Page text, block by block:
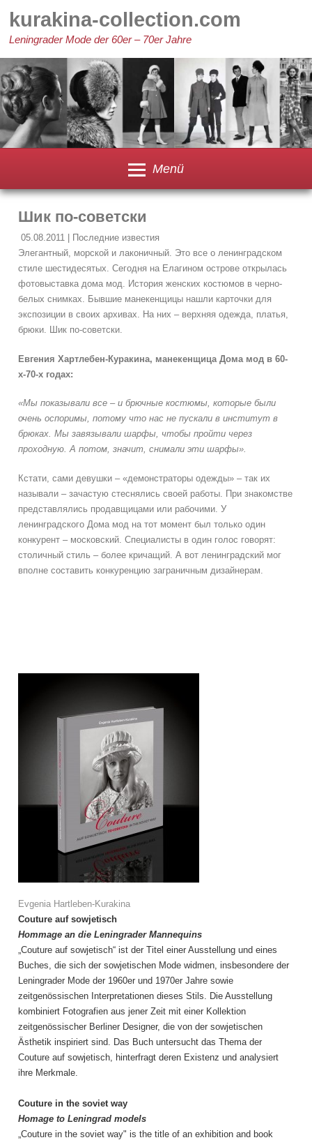
Inhalt
springen
kurakina-collection.com
Leningrader Mode der 60er – 70er Jahre
Menü
Шик по-советски
05.08.2011 | Последние известия
Элегантный, морской и лаконичный. Это все о ленинградском
стиле шестидесятых. Сегодня на Елагином острове открылась
фотовыставка дома мод. История женских костюмов в черно-
белых снимках. Бывшие манекенщицы нашли карточки для
экспозиции в своих архивах. На них – верхняя одежда, платья,
брюки. Шик по-советски.
Евгения Хартлебен-Куракина, манекенщица Дома мод в 60-
х-70-х годах:
«Мы показывали все – и брючные костюмы, которые были
очень оспоримы, потому что нас не пускали в институт в
брюках. Мы завязывали шарфы, чтобы пройти через
проходную. А потом, значит, снимали эти шарфы».
Кстати, сами девушки – «демонстраторы одежды» – так их
называли – зачастую стеснялись своей работы. При знакомстве
представлялись продавщицами или рабочими. У
ленинградского Дома мод на тот момент был только один
конкурент – московский. Специалисты в один голос говорят:
столичный стиль – более кричащий. А вот ленинградский мог
вполне составить конкуренцию заграничным дизайнерам.
Evgenia Hartleben-Kurakina
Couture auf sowjetisch
Hommage an die Leningrader Mannequins
„Couture auf sowjetisch“ ist der Titel einer Ausstellung und eines
Buches, die sich der sowjetischen Mode widmen, insbesondere der
Leningrader Mode der 1960er und 1970er Jahre sowie
zeitgenössischen Interpretationen dieses Stils. Die Ausstellung
kombiniert Fotografien aus jener Zeit mit einer Kollektion
zeitgenössischer Berliner Designer, die von der sowjetischen
Ästhetik inspiriert sind. Das Buch untersucht das Thema der
Couture auf sowjetisch, hinterfragt deren Existenz und analysiert
ihre Merkmale.
Couture in the soviet way
Homage to Leningrad models
„Couture in the soviet way" is the title of an exhibition and book